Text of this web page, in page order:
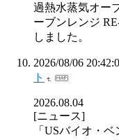
過熱水蒸気オー
ーブンレンジ
しました。
2026/08/06
ト
2026.08.04
[ニュース]
「USバイオ・